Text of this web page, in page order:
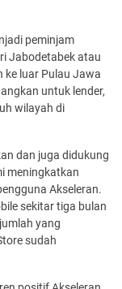
peminjam
Jabodetabek atau
ke luar Pulau Jawa
untuk lender,
wilayah di
dan juga didukung
meningkatkan
Akseleran.
sekitar tiga bulan
yang
sudah